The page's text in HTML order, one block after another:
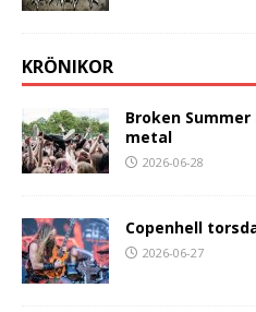
KRÖNIKOR
Broken
metal
2026-06-28
Copenhell
2026-06-27